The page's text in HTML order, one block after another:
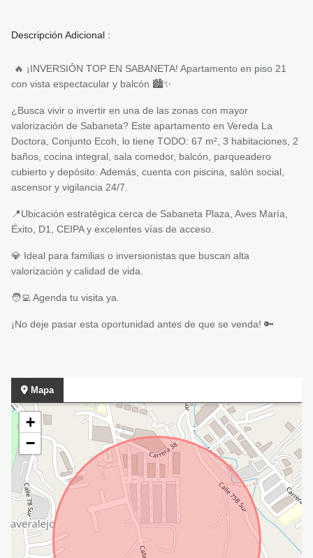
Descripción Adicional :
🔥 ¡INVERSIÓN TOP EN SABANETA! Apartamento en piso 21
con vista espectacular y balcón 🏙️✨
¿Busca vivir o invertir en una de las zonas con mayor
valorización de Sabaneta? Este apartamento en Vereda La
Doctora, Conjunto Ecoh, lo tiene TODO: 67 m², 3 habitaciones, 2
baños, cocina integral, sala comedor, balcón, parqueadero
cubierto y depósito. Además, cuenta con piscina, salón social,
ascensor y vigilancia 24/7.
📍Ubicación estratégica cerca de Sabaneta Plaza, Aves María,
Éxito, D1, CEIPA y excelentes vías de acceso.
💎 Ideal para familias o inversionistas que buscan alta
valorización y calidad de vida.
🧑‍💻 Agenda tu visita ya.
¡No deje pasar esta oportunidad antes de que se venda! 🔑
Mapa
+
−